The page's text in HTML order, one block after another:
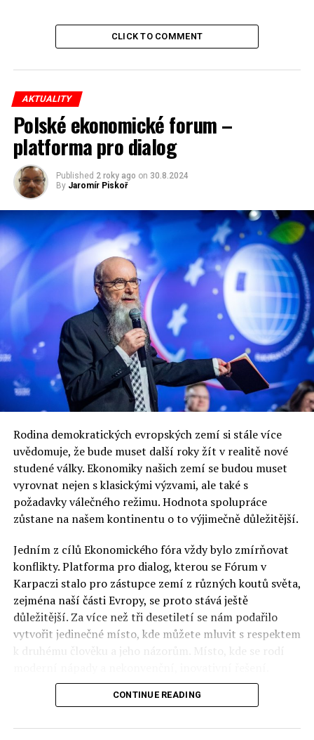
RELATED TOPICS:
UP NEXT
Společně pro Polsko Jarosława Gowina
DON'T MISS
Krize nejvíce udeřila na mladé lidi
Jaromír Piskoř
redaktor a editor polskodnes.cz
CLICK TO COMMENT
AKTUALITY
Polské ekonomické forum –
platforma pro dialog
Published 2 roky ago on 30.8.2024
By Jaromír Piskoř
Rodina demokratických evropských zemí si stále více
uvědomuje, že bude muset další roky žít v realitě nové
studené války. Ekonomiky našich zemí se budou muset
vyrovnat nejen s klasickými výzvami, ale také s
požadavky válečného režimu. Hodnota spolupráce
zůstane na našem kontinentu o to výjimečně důležitější.
Jedním z cílů Ekonomického fóra vždy bylo zmírňovat
konflikty. Platforma pro dialog, kterou se Fórum v
Karpaczi stalo pro zástupce zemí z různých koutů světa,
zejména naší části Evropy, se proto stává ještě
důležitější. Za více než tři desetiletí se nám podařilo
vytvořit jedinečné místo, kde můžete mluvit s respektem
k druhému člověku a jeho názorům. Místo, kde se rodí
Polsko musí mít instituce, jejichž horizont činnosti je
politický tým. Pouze to vám dává šanci skutečně řešit
CONTINUE READING